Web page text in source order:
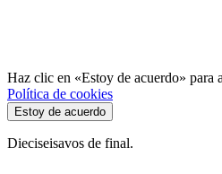
Haz clic en «Estoy de acuerdo» para
Política de cookies
Estoy de acuerdo
Dieciseisavos de final.